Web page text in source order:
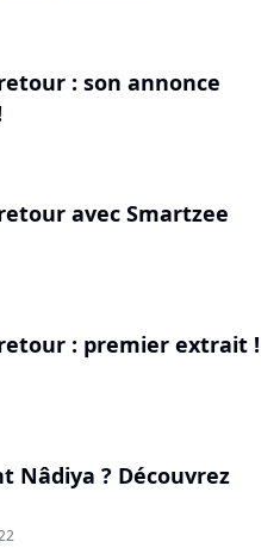
: son annonce
avec Smartzee
: premier extrait !
Nâdiya ? Découvrez